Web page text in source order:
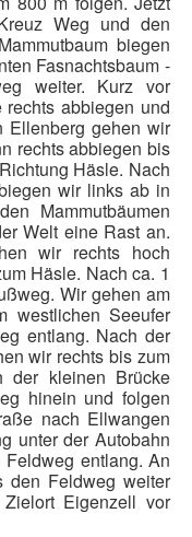
Weg und den
biegen
Fasnachtsbaum -
weiter. Kurz vor
abbiegen und
Ellenberg gehen wir
rechts abbiegen bis
Häsle. Nach
wir links ab in
Mammutbäumen
Welt eine Rast an.
wir rechts hoch
Häsle. Nach ca. 1
Wir gehen am
westlichen Seeufer
entlang. Nach der
wir rechts bis zum
der kleinen Brücke
hinein und folgen
nach Ellwangen
unter der Autobahn
entlang. An
den Feldweg weiter
Eigenzell vor